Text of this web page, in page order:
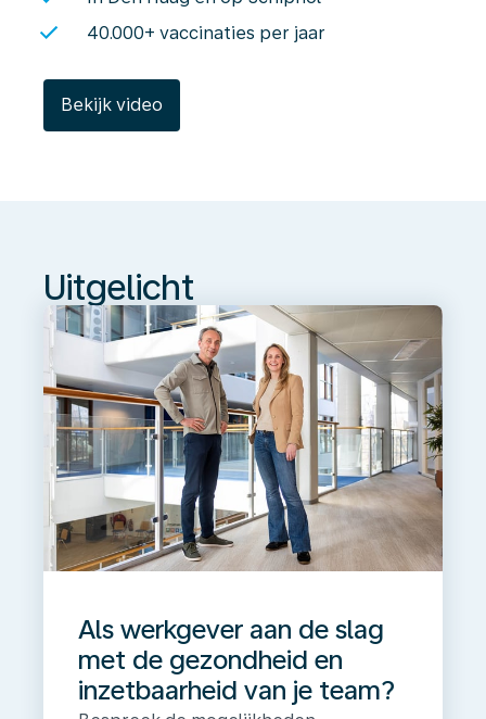
40.000+ vaccinaties per jaar
Bekijk video
Uitgelicht
Uitgelicht
Als werkgever aan de slag
met de gezondheid en
inzetbaarheid van je team?